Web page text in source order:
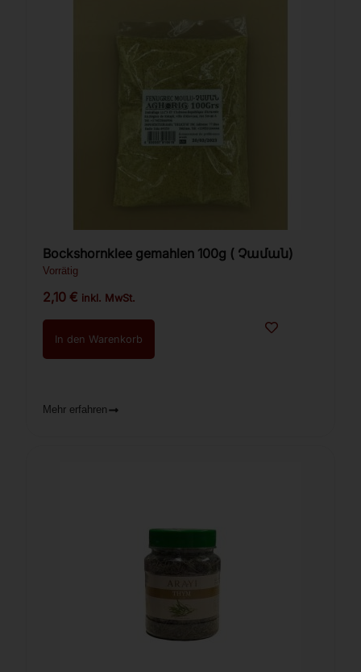
Bockshornklee gemahlen 100g ( Չաման)
Vorrätig
2,10€ inkl. MwSt.
In den Warenkorb
Mehr erfahren